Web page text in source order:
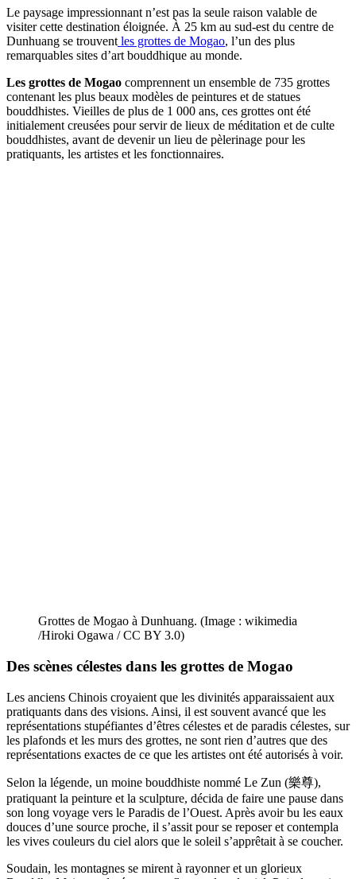
Le paysage impressionnant n’est pas la seule raison valable de
visiter cette destination éloignée. À 25 km au sud-est du centre de
Dunhuang se trouvent les grottes de Mogao, l’un des plus
remarquables sites d’art bouddhique au monde.
Les grottes de Mogao comprennent un ensemble de 735 grottes
contenant les plus beaux modèles de peintures et de statues
bouddhistes. Vieilles de plus de 1 000 ans, ces grottes ont été
initialement creusées pour servir de lieux de méditation et de culte
bouddhistes, avant de devenir un lieu de pèlerinage pour les
pratiquants, les artistes et les fonctionnaires.
Grottes de Mogao à Dunhuang. (Image : wikimedia
/Hiroki Ogawa / CC BY 3.0)
Des scènes célestes dans les grottes de Mogao
Les anciens Chinois croyaient que les divinités apparaissaient aux
pratiquants dans des visions. Ainsi, il est souvent avancé que les
représentations stupéfiantes d’êtres célestes et de paradis célestes, sur
les plafonds et les murs des grottes, ne sont rien d’autres que des
représentations exactes de ce que les artistes ont été autorisés à voir.
Selon la légende, un moine bouddhiste nommé Le Zun (樂尊),
pratiquant la peinture et la sculpture, décida de faire une pause dans
son long voyage vers le Paradis de l’Ouest. Après avoir bu les eaux
douces d’une source proche, il s’assit pour se reposer et contempla
les vives couleurs du ciel alors que le soleil s’apprêtait à se coucher.
Soudain, les montagnes se mirent à rayonner et un glorieux